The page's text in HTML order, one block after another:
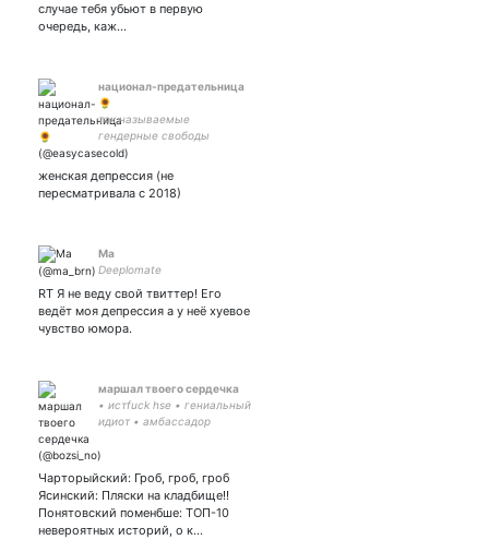
случае тебя убьют в первую
очередь, каж…
национал-предательница
🌻
так называемые
гендерные свободы
женская депрессия (не
пересматривала с 2018)
Ma
Deeplomate
RT Я не веду свой твиттер! Его
ведёт моя депрессия а у неё хуевое
чувство юмора.
маршал твоего сердечка
• истfuck hse • гениальный
идиот • амбассадор
люблю Дракона • история,
Чарторыйский: Гроб, гроб, гроб
Ясинский: Пляски на кладбище!!
Понятовский поменбше: ТОП-10
невероятных историй, о к…